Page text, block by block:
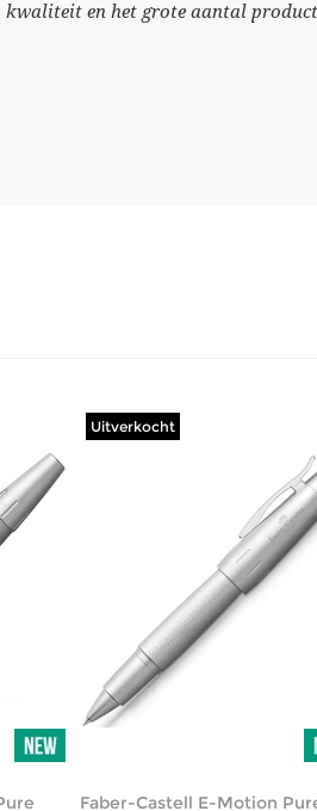
kwaliteit en het grote aantal
Uitverkocht
Faber-Castell E-Motion